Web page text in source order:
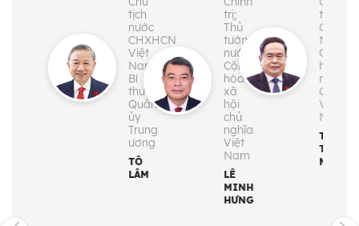
tịch
nước
CHXHCN
Việt
Nam;
Bí
thư
Quân
ủy
Trung
ương
TÔ
LÂM
trị;
Thủ
tướng
nước
Cộng
hòa
xã
hội
chủ
nghĩa
Việt
Nam
LÊ
MINH
HƯNG
trị;
Chủ
tịch
Quốc
hội
nước
Việt
Nam
TRẦN
THANH
MẪN